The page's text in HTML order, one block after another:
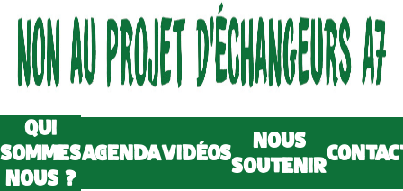
QUI
SOMMES
NOUS ?
AGENDAVIDÉOS
NOUS
SOUTENIR